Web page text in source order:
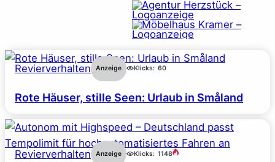
Revierverhalten Anzeige Klicks: 60
Rote Häuser, stille Seen: Urlaub in Småland
Revierverhalten Anzeige Klicks: 1148